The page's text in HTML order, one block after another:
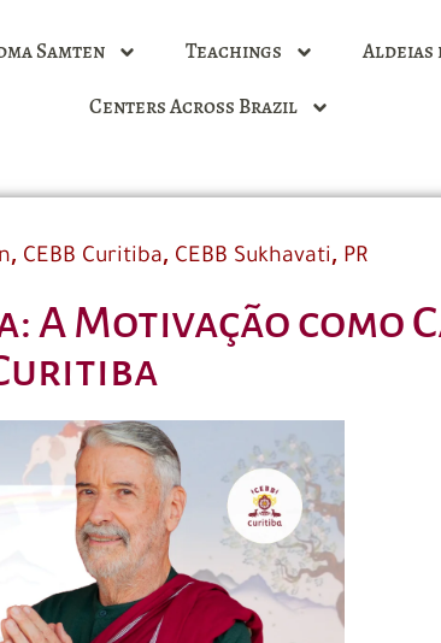
Samten Teachings
Aldeias
Centers Across Brazil
, CEBB Curitiba, CEBB Sukhavati, PR
A Motivação como